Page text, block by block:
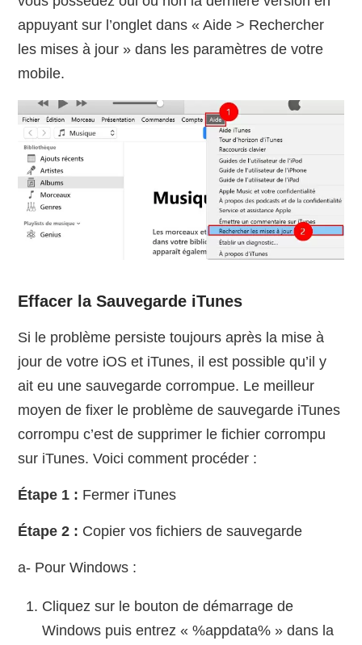
appuyant sur l’onglet dans « Aide > Rechercher
les mises à jour » dans les paramètres de votre
mobile.
Effacer la Sauvegarde iTunes
Si le problème persiste toujours après la mise à
jour de votre iOS et iTunes, il est possible qu’il y
ait eu une sauvegarde corrompue. Le meilleur
moyen de fixer le problème de sauvegarde iTunes
corrompu c’est de supprimer le fichier corrompu
sur iTunes. Voici comment procéder :
Étape 1 : Fermer iTunes
Étape 2 : Copier vos fichiers de sauvegarde
a- Pour Windows :
Cliquez sur le bouton de démarrage de
Windows puis entrez « %appdata% » dans la